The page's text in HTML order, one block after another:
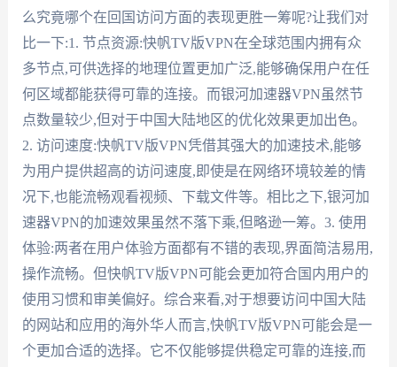
么究竟哪个在回国访问方面的表现更胜一筹呢?让我们对
比一下:1. 节点资源:快帆TV版VPN在全球范围内拥有众
多节点,可供选择的地理位置更加广泛,能够确保用户在任
何区域都能获得可靠的连接。而银河加速器VPN虽然节
点数量较少,但对于中国大陆地区的优化效果更加出色。
2. 访问速度:快帆TV版VPN凭借其强大的加速技术,能够
为用户提供超高的访问速度,即使是在网络环境较差的情
况下,也能流畅观看视频、下载文件等。相比之下,银河加
速器VPN的加速效果虽然不落下乘,但略逊一筹。3. 使用
体验:两者在用户体验方面都有不错的表现,界面简洁易用,
操作流畅。但快帆TV版VPN可能会更加符合国内用户的
使用习惯和审美偏好。综合来看,对于想要访问中国大陆
的网站和应用的海外华人而言,快帆TV版VPN可能会是一
个更加合适的选择。它不仅能够提供稳定可靠的连接,而